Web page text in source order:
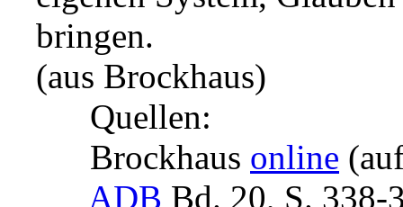
bringen.
(aus Brockhaus)
Quellen:
Brockhaus online
ADB Bd. 20, S. 338-